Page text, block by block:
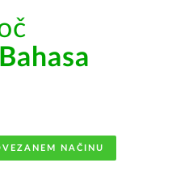
Bahasa
NAČINU